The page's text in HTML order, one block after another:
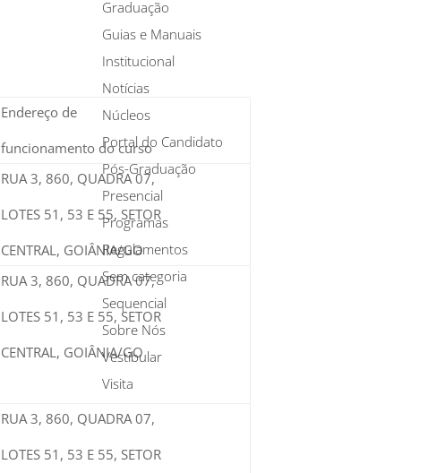
Endereço de
funcionamento do curso
RUA 3, 860, QUADRA 07,
LOTES 51, 53 E 55, SETOR
CENTRAL, GOIÂNIA/GO
RUA 3, 860, QUADRA 07,
LOTES 51, 53 E 55, SETOR
CENTRAL, GOIÂNIA/GO
RUA 3, 860, QUADRA 07,
LOTES 51, 53 E 55, SETOR
Graduação
Guias e Manuais
Institucional
Notícias
Núcleos
Portal do Candidato
Pós-Graduação
Presencial
Programas
Regulamentos
Sem categoria
Sequencial
Sobre Nós
Vestibular
Visita